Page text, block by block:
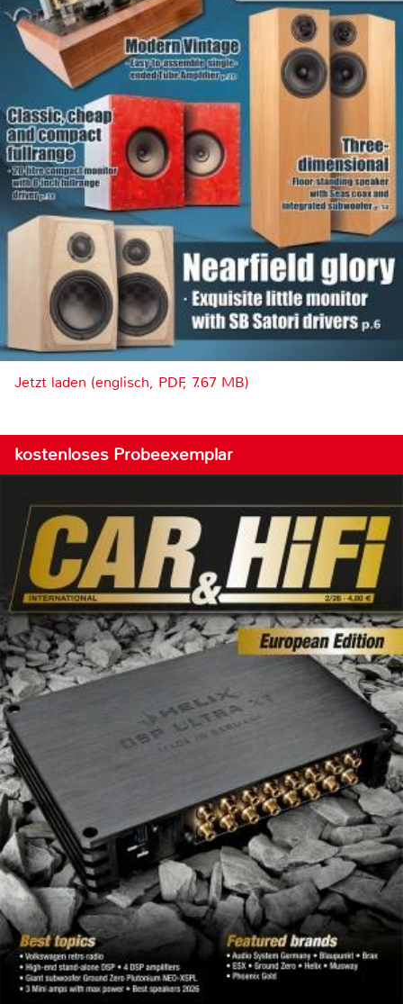
Jetzt laden (englisch, PDF, 7.67 MB)
kostenloses Probeexemplar